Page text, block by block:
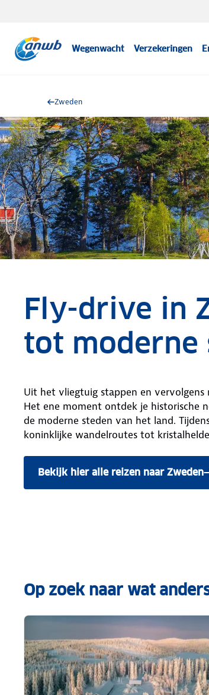
Wegenwacht Verzekeringen
Zweden
Fly-drive in
tot moderne
Uit het vliegtuig stappen en
Het ene moment ontdek je historische
de moderne steden van het land.
koninklijke wandelroutes tot
Bekijk hier alle reizen naar Zweden
Op zoek naar wat